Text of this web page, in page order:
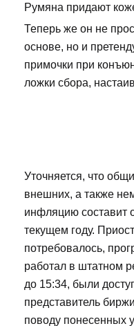
Румяна придают
Теперь же он не
основе, но и
примочки при
ложки сбора,
Уточняется, что
внешних, а также
инфляцию составит
текущем году.
потребовалось,
работал в штатном
до 15:34, были
представитель
поводу понесенных